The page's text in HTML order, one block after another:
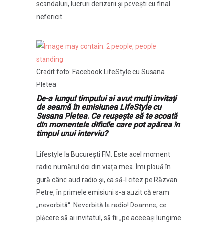
scandaluri, lucruri derizorii și povești cu final
nefericit.
Credit foto: Facebook LifeStyle cu Susana
Pletea
De-a lungul timpului ai avut mulți invitați
de seamă în emisiunea LifeStyle cu
Susana Pletea. Ce reușește să te scoată
din momentele dificile care pot apărea în
timpul unui interviu?
Lifestyle la București FM. Este acel moment
radio numărul doi din viața mea. Îmi plouă în
gură când aud radio și, ca să-l citez pe Răzvan
Petre, în primele emisiuni s-a auzit că eram
„nevorbită“. Nevorbită la radio! Doamne, ce
plăcere să ai invitatul, să fii „pe aceeași lungime